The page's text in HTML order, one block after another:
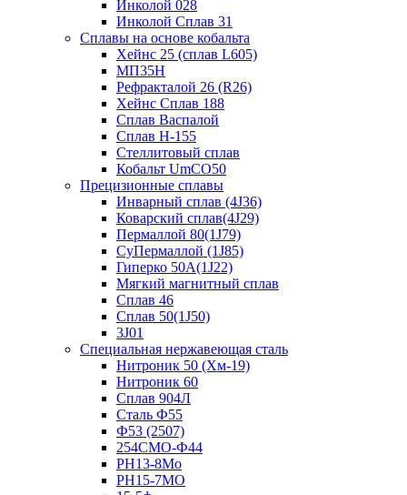
Инколой 028
Инколой Сплав 31
Сплавы на основе кобальта
Хейнс 25 (сплав L605)
МП35Н
Рефракталой 26 (R26)
Хейнс Сплав 188
Сплав Васпалой
Сплав Н-155
Стеллитовый сплав
Кобальт UmCO50
Прецизионные сплавы
Инварный сплав (4J36)
Коварский сплав(4J29)
Пермаллой 80(1J79)
СуПермаллой (1J85)
Гиперко 50А(1J22)
Мягкий магнитный сплав
Сплав 46
Сплав 50(1J50)
3J01
Специальная нержавеющая сталь
Нитроник 50 (Хм-19)
Нитроник 60
Сплав 904Л
Сталь Ф55
Ф53 (2507)
254СМО-Ф44
PH13-8Mo
РН15-7МО